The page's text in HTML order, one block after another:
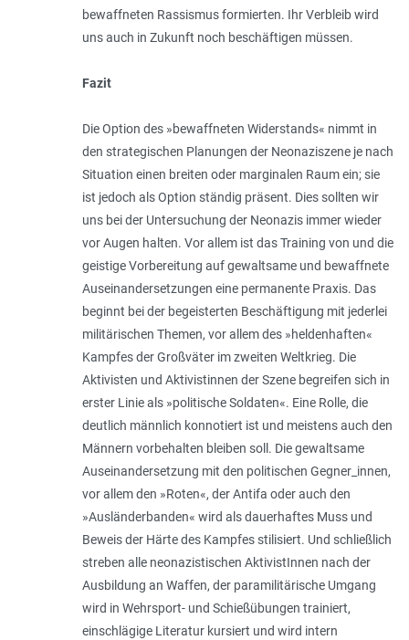
bewaffneten Rassismus formierten. Ihr Verbleib wird
uns auch in Zukunft noch beschäftigen müssen.
Fazit
Die Option des »bewaffneten Widerstands« nimmt in
den strategischen Planungen der Neonaziszene je nach
Situation einen breiten oder marginalen Raum ein; sie
ist jedoch als Option ständig präsent. Dies sollten wir
uns bei der Untersuchung der Neonazis immer wieder
vor Augen halten. Vor allem ist das Training von und die
geistige Vorbereitung auf gewaltsame und bewaffnete
Auseinandersetzungen eine permanente Praxis. Das
beginnt bei der begeisterten Beschäftigung mit jederlei
militärischen Themen, vor allem des »heldenhaften«
Kampfes der Großväter im zweiten Weltkrieg. Die
Aktivisten und Aktivistinnen der Szene begreifen sich in
erster Linie als »politische Soldaten«. Eine Rolle, die
deutlich männlich konnotiert ist und meistens auch den
Männern vorbehalten bleiben soll. Die gewaltsame
Auseinandersetzung mit den politischen Gegner_innen,
vor allem den »Roten«, der Antifa oder auch den
»Ausländerbanden« wird als dauerhaftes Muss und
Beweis der Härte des Kampfes stilisiert. Und schließlich
streben alle neonazistischen AktivistInnen nach der
Ausbildung an Waffen, der paramilitärische Umgang
wird in Wehrsport- und Schießübungen trainiert,
einschlägige Literatur kursiert und wird intern